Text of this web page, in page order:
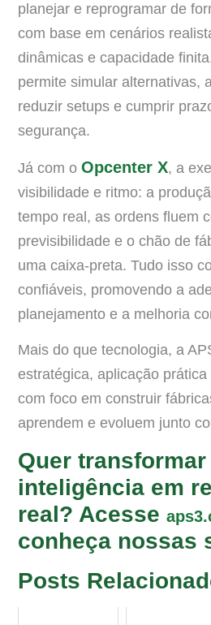
planejar e reprogramar de
com base em cenários
dinâmicas e capacidade
permite simular alternativas,
reduzir setups e cumprir
segurança.
Já com o Opcenter X, a
visibilidade e ritmo: a
tempo real, as ordens fluem
previsibilidade e o chão de
uma caixa-preta. Tudo isso
confiáveis, promovendo a
planejamento e a melhoria
Mais do que tecnologia, a
estratégica, aplicação
com foco em construir
aprendem e evoluem junto
Quer transformar
inteligência em
real? Acesse
conheça nossas
Posts